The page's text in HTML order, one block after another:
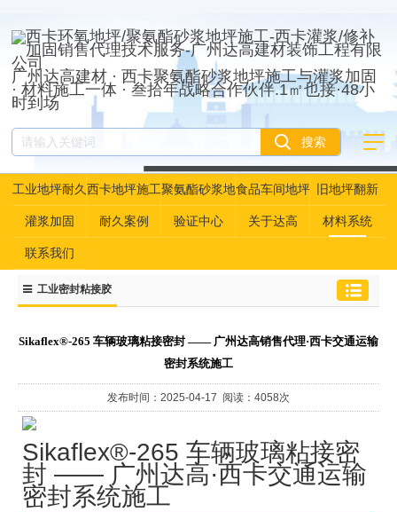
广州达高建材 · 西卡聚氨酯砂浆地坪施工与灌浆加固
· 材料施工一体 · 叁拾年战略合作伙伴.1㎡也接·48小
时到场
工业地坪耐久
性资产管理
西卡地坪施工聚氨酯砂浆地
坪
食品车间地坪 旧地坪翻新
灌浆加固 耐久案例 验证中心 关于达高 材料系统
联系我们
工业密封粘接胶
​Sikaflex®-265 车辆玻璃粘接密封 —— 广州达高销售代理·西卡交通运输
密封系统施工
发布时间：2025-04-17 阅读：4058次
Sikaflex®-265 车辆玻璃粘接密
封 —— 广州达高·西卡交通运输
密封系统施工